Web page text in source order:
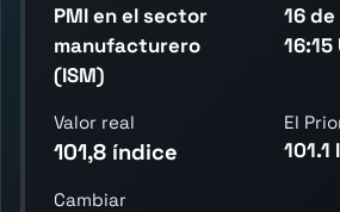
PMI en el sector
manufacturero
(ISM)
16
16:15
Valor real
101,8 índice
El
101.1
Cambiar